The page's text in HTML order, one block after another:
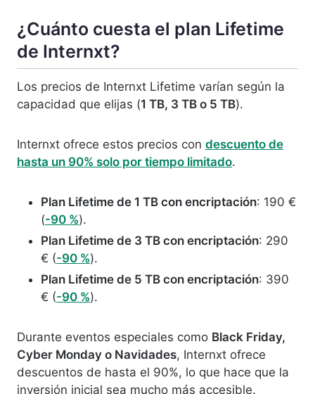
¿Cuánto cuesta el plan Lifetime
de Internxt?
Los precios de Internxt Lifetime varían según la
capacidad que elijas (1 TB, 3 TB o 5 TB).
Internxt ofrece estos precios con descuento de
hasta un 90% solo por tiempo limitado.
Plan Lifetime de 1 TB con encriptación: 190 €
(-90 %).
Plan Lifetime de 3 TB con encriptación: 290
€ (-90 %).
Plan Lifetime de 5 TB con encriptación: 390
€ (-90 %).
Durante eventos especiales como Black Friday,
Cyber Monday o Navidades, Internxt ofrece
descuentos de hasta el 90%, lo que hace que la
inversión inicial sea mucho más accesible.